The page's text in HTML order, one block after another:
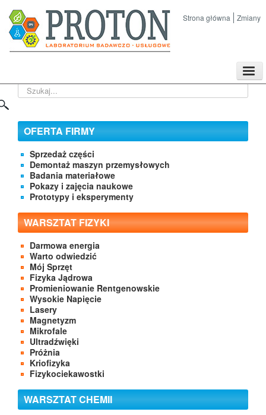
Strona główna Zmiany
Kontakt
Szukaj...
OFERTA FIRMY
Sprzedaż części
Demontaż maszyn przemysłowych
Badania materiałowe
Pokazy i zajęcia naukowe
Prototypy i eksperymenty
WARSZTAT FIZYKI
Darmowa energia
Warto odwiedzić
Mój Sprzęt
Fizyka Jądrowa
Promieniowanie Rentgenowskie
Wysokie Napięcie
Lasery
Magnetyzm
Mikrofale
Ultradźwięki
Próżnia
Kriofizyka
Fizykociekawostki
WARSZTAT CHEMII